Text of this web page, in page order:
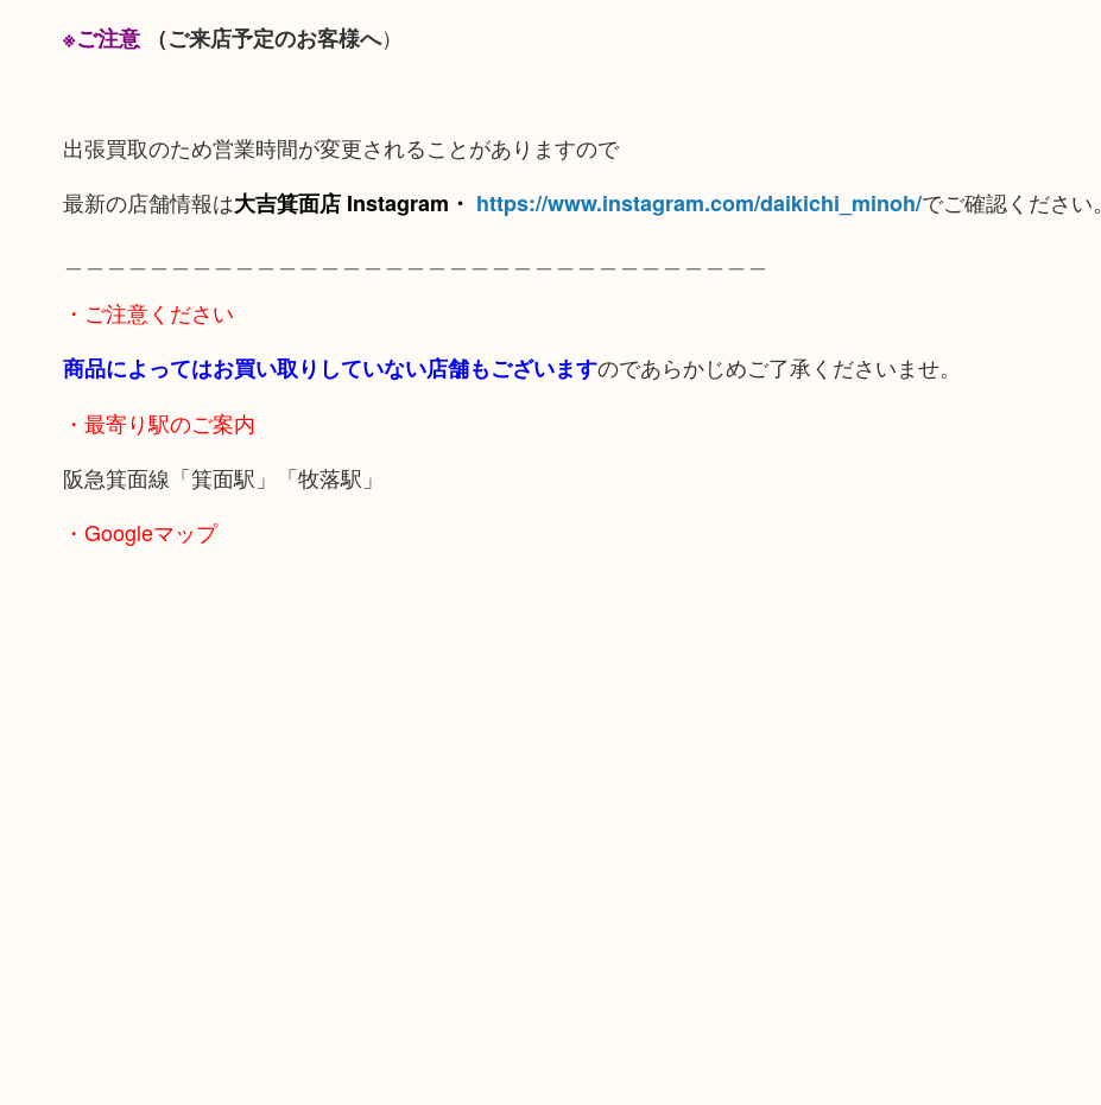
※ご注意（ご来店予定のお客様へ）
出張買取のため営業時間が変更されることがありますので
最新の店舗情報は大吉箕面店 Instagram・ https://www.instagram.com/daikichi_minoh/でご確認ください。
・ご注意ください
商品によってはお買い取りしていない店舗もございますのであらかじめご了承くださいませ。
・最寄り駅のご案内
阪急箕面線「箕面駅」「牧落駅」
・Googleマップ